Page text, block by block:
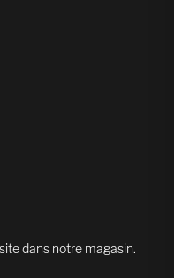
dans notre magasin.